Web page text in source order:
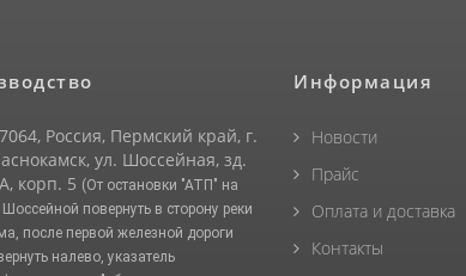
Россия, Пермский край, г.
ул. Шоссейная, зд.
корп. 5 (От остановки "АТП" на
Шоссейной повернуть в сторону реки
после первой железной дороги
налево, указатель
Информация
Новости
Прайс
Оплата и доставка
Контакты